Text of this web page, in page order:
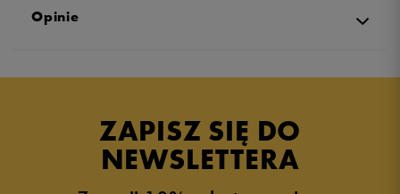
Opinie
ZAPISZ SIĘ DO
NEWSLETTERA